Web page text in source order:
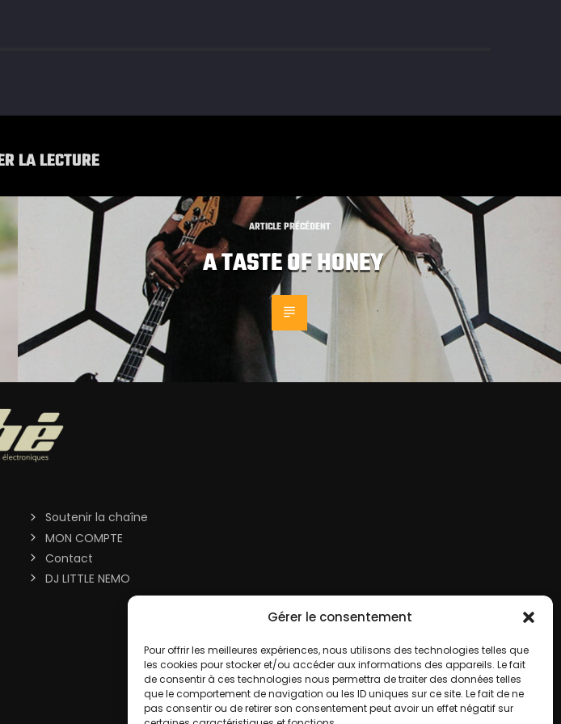
Gérer le consentement
Pour offrir les meilleures expériences, nous utilisons des technologies telles que
les cookies pour stocker et/ou accéder aux informations des appareils. Le fait
de consentir à ces technologies nous permettra de traiter des données telles
que le comportement de navigation ou les ID uniques sur ce site. Le fait de ne
pas consentir ou de retirer son consentement peut avoir un effet négatif sur
LA LECTURE
ARTICLE PRÉCÉDENT
A TASTE OF HONEY
Soutenir la chaîne
MON COMPTE
Contact
DJ LITTLE NEMO